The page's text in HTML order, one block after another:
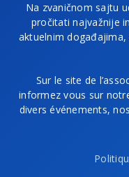
Na zvaničnom sajtu
pročitati najvažnije
aktuelnim
Sur le site de
informez vous sur
divers événements,